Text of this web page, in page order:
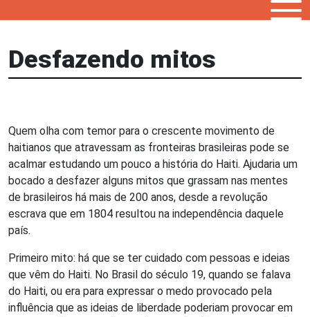
Desfazendo mitos
Quem olha com temor para o crescente movimento de
haitianos que atravessam as fronteiras brasileiras pode se
acalmar estudando um pouco a história do Haiti. Ajudaria um
bocado a desfazer alguns mitos que grassam nas mentes
de brasileiros há mais de 200 anos, desde a revolução
escrava que em 1804 resultou na independência daquele
país.
Primeiro mito: há que se ter cuidado com pessoas e ideias
que vêm do Haiti. No Brasil do século 19, quando se falava
do Haiti, ou era para expressar o medo provocado pela
influência que as ideias de liberdade poderiam provocar em